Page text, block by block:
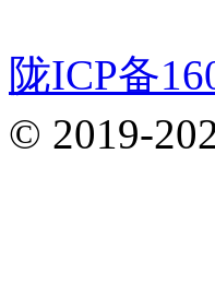
陇ICP备
© 2019-